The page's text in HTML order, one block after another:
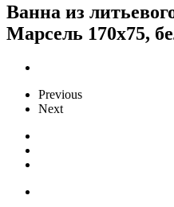
Ванна из
Марсель 170x75,
Previous
Next